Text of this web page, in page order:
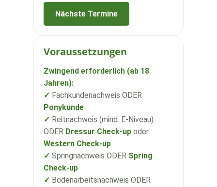
Nächste Termine
Voraussetzungen
Zwingend erforderlich (ab 18
Jahren):
✓ Fachkundenachweis ODER
Ponykunde
✓ Reitnachweis (mind. E-Niveau)
ODER Dressur Check-up oder
Western Check-up
✓ Springnachweis ODER Spring
Check-up
✓ Bodenarbeitsnachweis ODER